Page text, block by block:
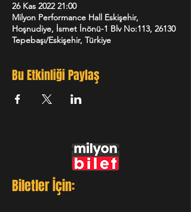
26 Kas 2022 21:00
Milyon Performance Hall Eskişehir,
Hoşnudiye, İsmet İnönü-1 Blv No:113, 26130
Tepebaşı/Eskişehir, Türkiye
Bu Etkinliği Paylaş
Biletler İçin: